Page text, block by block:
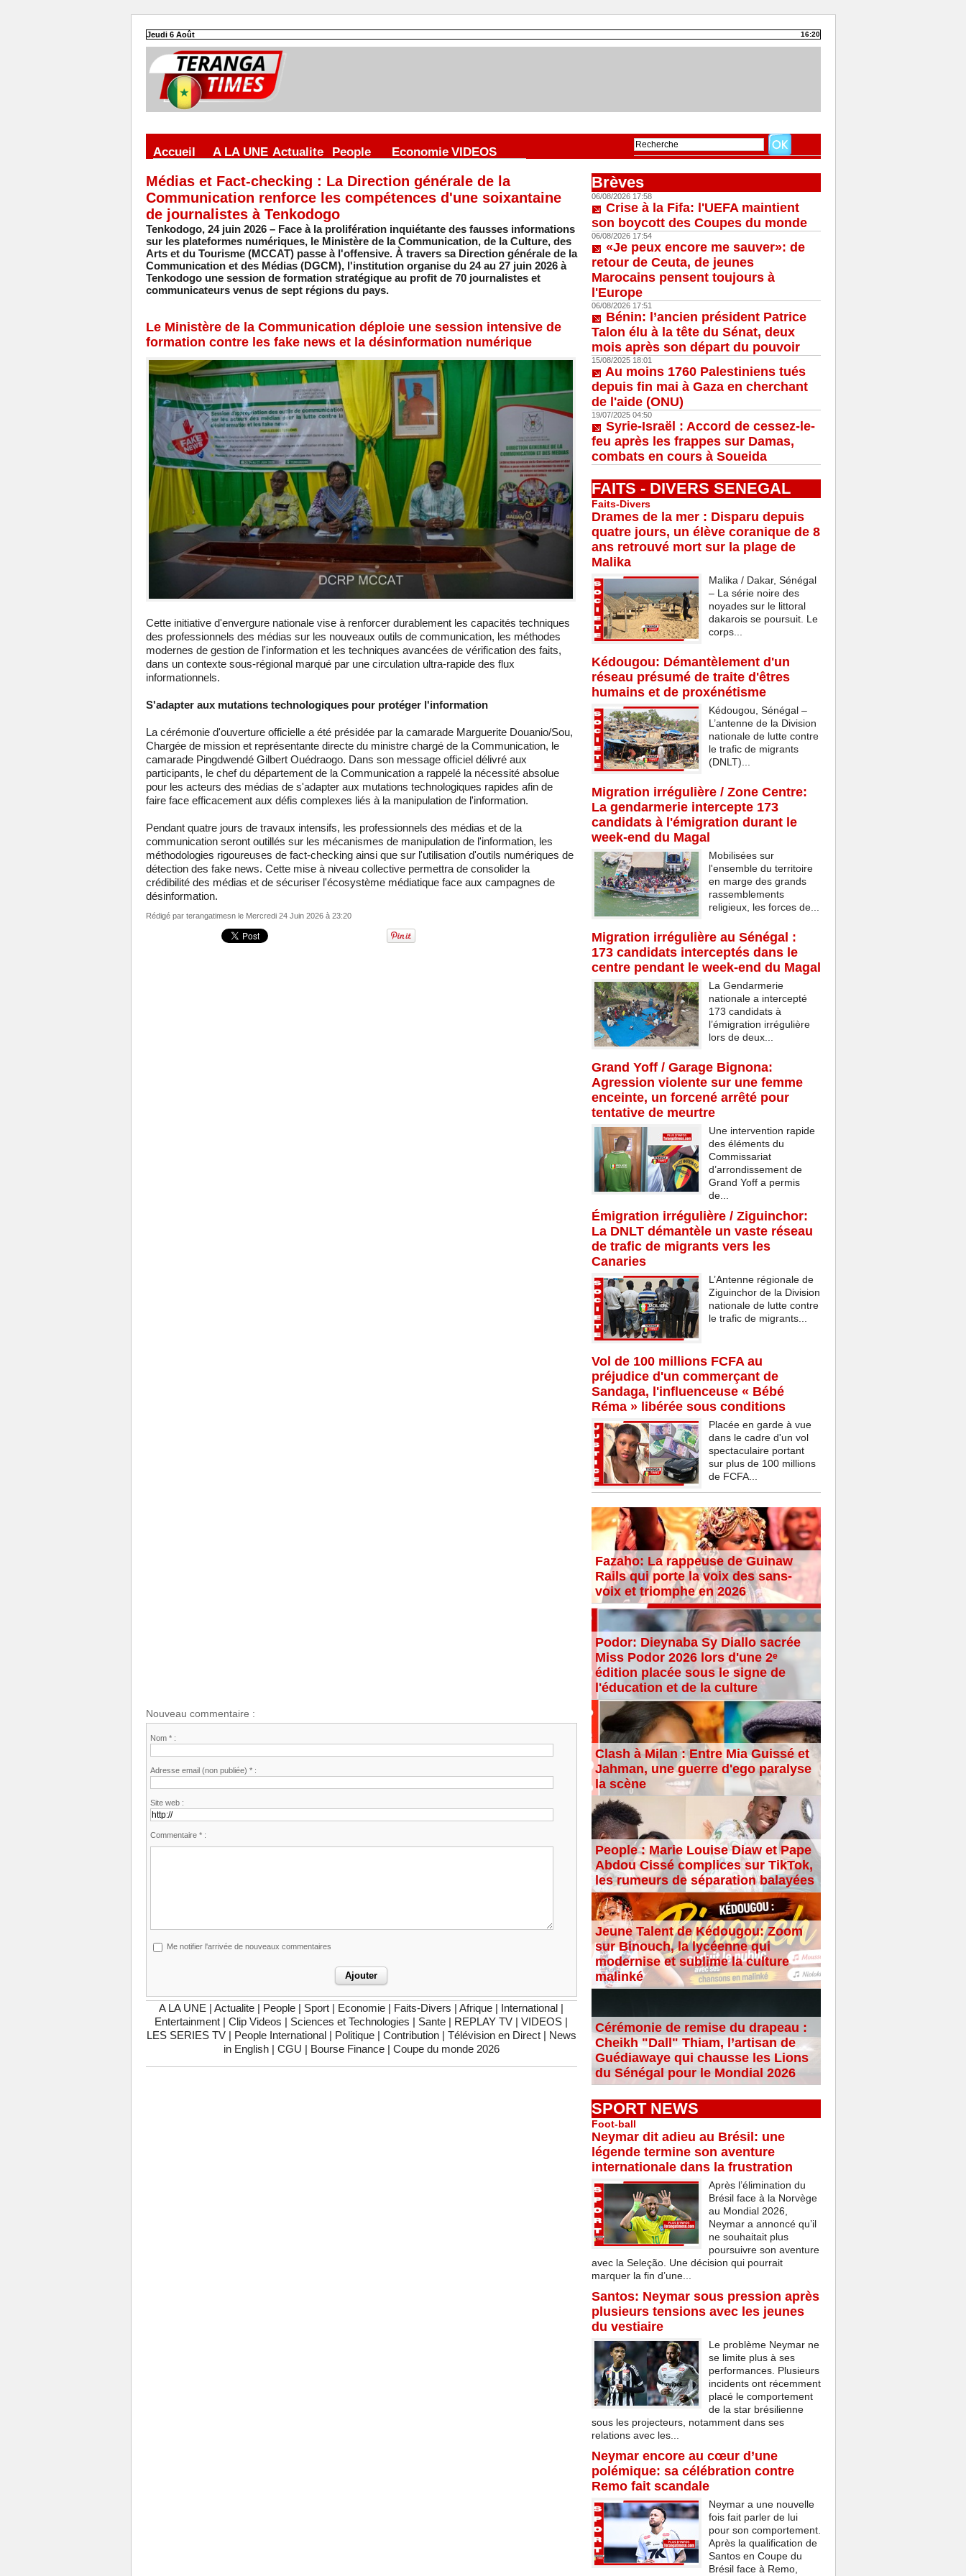
Jeudi 6 Août 16:20
Accueil A LA UNE Actualite People Economie VIDEOS
Médias et Fact-checking : La Direction générale de la
Communication renforce les compétences d'une soixantaine
de journalistes à Tenkodogo
Tenkodogo, 24 juin 2026 – Face à la prolifération inquiétante des fausses informations
sur les plateformes numériques, le Ministère de la Communication, de la Culture, des
Arts et du Tourisme (MCCAT) passe à l'offensive. À travers sa Direction générale de la
Communication et des Médias (DGCM), l'institution organise du 24 au 27 juin 2026 à
Tenkodogo une session de formation stratégique au profit de 70 journalistes et
communicateurs venus de sept régions du pays.
Le Ministère de la Communication déploie une session intensive de
formation contre les fake news et la désinformation numérique
Cette initiative d'envergure nationale vise à renforcer durablement les capacités techniques
des professionnels des médias sur les nouveaux outils de communication, les méthodes
modernes de gestion de l'information et les techniques avancées de vérification des faits,
dans un contexte sous-régional marqué par une circulation ultra-rapide des flux
informationnels.
S'adapter aux mutations technologiques pour protéger l'information
La cérémonie d'ouverture officielle a été présidée par la camarade Marguerite Douanio/Sou,
Chargée de mission et représentante directe du ministre chargé de la Communication, le
camarade Pingdwendé Gilbert Ouédraogo. Dans son message officiel délivré aux
participants, le chef du département de la Communication a rappelé la nécessité absolue
pour les acteurs des médias de s'adapter aux mutations technologiques rapides afin de
faire face efficacement aux défis complexes liés à la manipulation de l'information.
Pendant quatre jours de travaux intensifs, les professionnels des médias et de la
communication seront outillés sur les mécanismes de manipulation de l'information, les
méthodologies rigoureuses de fact-checking ainsi que sur l'utilisation d'outils numériques de
détection des fake news. Cette mise à niveau collective permettra de consolider la
crédibilité des médias et de sécuriser l'écosystème médiatique face aux campagnes de
désinformation.
Rédigé par terangatimesnle Mercredi 24 Juin 2026 à 23:20
Nouveau commentaire :
Nom * :
Adresse email (non publiée) * :
Site web :
Commentaire * :
Me notifier l'arrivée de nouveaux commentaires
A LA UNE | Actualite | People | Sport | Economie | Faits-Divers | Afrique | International |
Entertainment | Clip Videos | Sciences et Technologies | Sante | REPLAY TV | VIDEOS |
LES SERIES TV | People International | Politique | Contribution | Télévision en Direct | News
in English | CGU | Bourse Finance | Coupe du monde 2026
Brèves
06/08/2026 17:58
Crise à la Fifa: l'UEFA maintient
son boycott des Coupes du monde
06/08/2026 17:54
«Je peux encore me sauver»: de
retour de Ceuta, de jeunes
Marocains pensent toujours à
l'Europe
06/08/2026 17:51
Bénin: l’ancien président Patrice
Talon élu à la tête du Sénat, deux
mois après son départ du pouvoir
15/08/2025 18:01
Au moins 1760 Palestiniens tués
depuis fin mai à Gaza en cherchant
de l'aide (ONU)
19/07/2025 04:50
Syrie-Israël : Accord de cessez-le-
feu après les frappes sur Damas,
combats en cours à Soueida
FAITS - DIVERS SENEGAL
Faits-Divers
Drames de la mer : Disparu depuis
quatre jours, un élève coranique de 8
ans retrouvé mort sur la plage de
Malika
Malika / Dakar, Sénégal
– La série noire des
noyades sur le littoral
dakarois se poursuit. Le
corps...
Kédougou: Démantèlement d'un
réseau présumé de traite d'êtres
humains et de proxénétisme
Kédougou, Sénégal –
L’antenne de la Division
nationale de lutte contre
le trafic de migrants
(DNLT)...
Migration irrégulière / Zone Centre:
La gendarmerie intercepte 173
candidats à l'émigration durant le
week-end du Magal
Mobilisées sur
l'ensemble du territoire
en marge des grands
rassemblements
religieux, les forces de...
Migration irrégulière au Sénégal :
173 candidats interceptés dans le
centre pendant le week-end du Magal
La Gendarmerie
nationale a intercepté
173 candidats à
l’émigration irrégulière
lors de deux...
Grand Yoff / Garage Bignona:
Agression violente sur une femme
enceinte, un forcené arrêté pour
tentative de meurtre
Une intervention rapide
des éléments du
Commissariat
d’arrondissement de
Grand Yoff a permis
de...
Émigration irrégulière / Ziguinchor:
La DNLT démantèle un vaste réseau
de trafic de migrants vers les
Canaries
L’Antenne régionale de
Ziguinchor de la Division
nationale de lutte contre
le trafic de migrants...
Vol de 100 millions FCFA au
préjudice d'un commerçant de
Sandaga, l'influenceuse « Bébé
Réma » libérée sous conditions
Placée en garde à vue
dans le cadre d'un vol
spectaculaire portant
sur plus de 100 millions
de FCFA...
Fazaho: La rappeuse de Guinaw
Rails qui porte la voix des sans-
voix et triomphe en 2026
Podor: Dieynaba Sy Diallo sacrée
Miss Podor 2026 lors d'une 2ᵉ
édition placée sous le signe de
l'éducation et de la culture
Clash à Milan : Entre Mia Guissé et
Jahman, une guerre d'ego paralyse
la scène
People : Marie Louise Diaw et Pape
Abdou Cissé complices sur TikTok,
les rumeurs de séparation balayées
Jeune Talent de Kédougou: Zoom
sur Binouch, la lycéenne qui
modernise et sublime la culture
malinké
Cérémonie de remise du drapeau :
Cheikh "Dall" Thiam, l’artisan de
Guédiawaye qui chausse les Lions
du Sénégal pour le Mondial 2026
SPORT NEWS
Foot-ball
Neymar dit adieu au Brésil: une
légende termine son aventure
internationale dans la frustration
Après l’élimination du
Brésil face à la Norvège
au Mondial 2026,
Neymar a annoncé qu’il
ne souhaitait plus
poursuivre son aventure
avec la Seleção. Une décision qui pourrait
marquer la fin d’une...
Santos: Neymar sous pression après
plusieurs tensions avec les jeunes
du vestiaire
Le problème Neymar ne
se limite plus à ses
performances. Plusieurs
incidents ont récemment
placé le comportement
de la star brésilienne
sous les projecteurs, notamment dans ses
relations avec les...
Neymar encore au cœur d’une
polémique: sa célébration contre
Remo fait scandale
Neymar a une nouvelle
fois fait parler de lui
pour son comportement.
Après la qualification de
Santos en Coupe du
Brésil face à Remo,